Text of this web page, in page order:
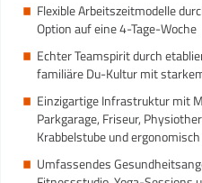
Flexible Arbeitszeitmodelle
Option auf eine 4-Tage-Woche
Echter Teamspirit durch
familiäre Du-Kultur mit
Einzigartige Infrastruktur mit
Parkgarage, Friseur,
Krabbelstube und
Umfassendes